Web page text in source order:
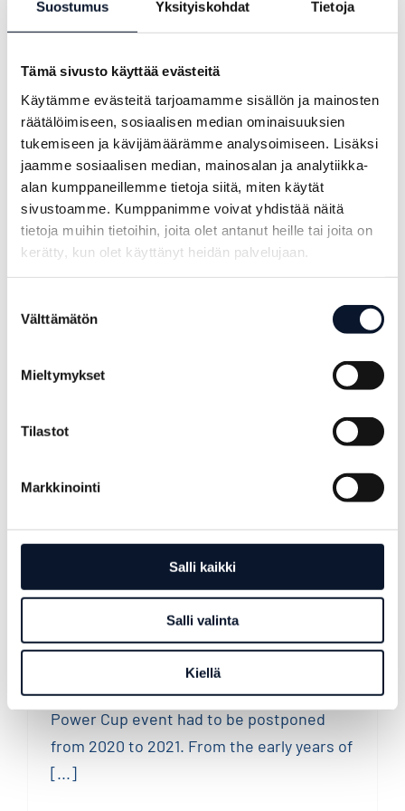
Suostumus Yksityiskohdat Tietoja
Tämä sivusto käyttää evästeitä
Käytämme evästeitä tarjoamamme sisällön ja mainosten
räätälöimiseen, sosiaalisen median ominaisuuksien
tukemiseen ja kävijämäärämme analysoimiseen. Lisäksi
jaamme sosiaalisen median, mainosalan ja analytiikka-
alan kumppaneillemme tietoja siitä, miten käytät
sivustoamme. Kumppanimme voivat yhdistää näitä
tietoja muihin tietoihin, joita olet antanut heille tai joita on
kerätty, kun olet käyttänyt heidän palvelujaan.
valinta
Välttämätön
Mieltymykset
Tilastot
Markkinointi
Salli kaikki
Salli valinta
Kiellä
Power Cup tournament will be postponed
to new dates with special arrangements.
The COVID-19 situation is challenging all
the event organisers around the world.
Volleyball association has made a decision
to postpone Power Cup event. [...]
Read More
Power Cup 2020 Pass return
Power Cup 2020 Pass return
instructions
The prevailing coronavirus epidemic also
made a historic imprint on the volleyball
crowd as the traditional and beloved
Power Cup event had to be postponed
from 2020 to 2021. From the early years of
[...]